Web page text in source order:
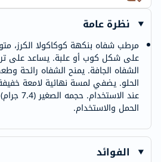
نظرة عامة
مرطب شفاه بنكهة كوكاكولا الكرز،
على شكل كوب أو علبة. يساعد على
الشفاه الجافة. يمنح الشفاه رائحة
الحلو. يضفي لمسة نهائية لامعة
عند
الحمل والاستخدام.
الفوائد